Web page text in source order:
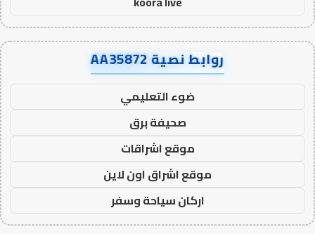
روابط نصية AA35872
ضوء التعليمي
صحيفة برق
موقع اشراقات
موقع اشراق اون لاين
اركان سياحة وسفر